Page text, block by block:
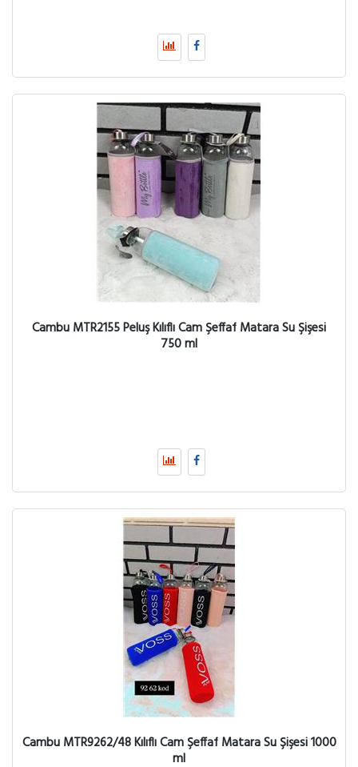
Cambu MTR2155 Peluş Kılıflı Cam Şeffaf Matara Su Şişesi
750 ml
Cambu MTR9262/48 Kılıflı Cam Şeffaf Matara Su Şişesi 1000
ml